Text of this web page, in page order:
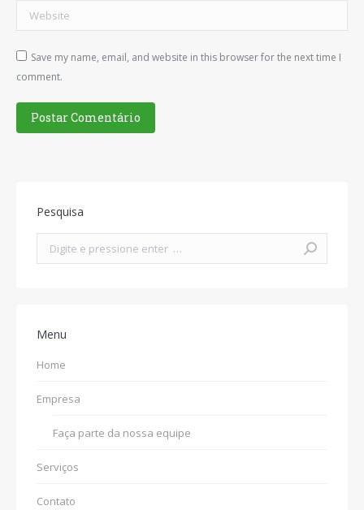
Website
Save my name, email, and website in this browser for the next time I
comment.
Postar Comentário
Pesquisa
Menu
Home
Empresa
Faça parte da nossa equipe
Serviços
Contato